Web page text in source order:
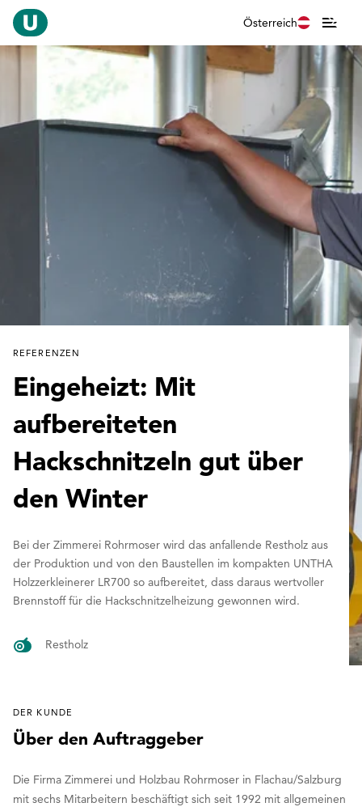
Österreich
REFERENZEN
Eingeheizt: Mit
aufbereiteten
Hackschnitzeln gut über
den Winter
Bei der Zimmerei Rohrmoser wird das anfallende Restholz aus
der Produktion und von den Baustellen im kompakten UNTHA
Holzzerkleinerer LR700 so aufbereitet, dass daraus wertvoller
Brennstoff für die Hackschnitzelheizung gewonnen wird.
Restholz
DER KUNDE
Über den Auftraggeber
Die Firma Zimmerei und Holzbau Rohrmoser in Flachau/Salzburg
mit sechs Mitarbeitern beschäftigt sich seit 1992 mit allgemeinen